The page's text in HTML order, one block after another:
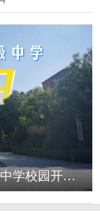
学校园开放日